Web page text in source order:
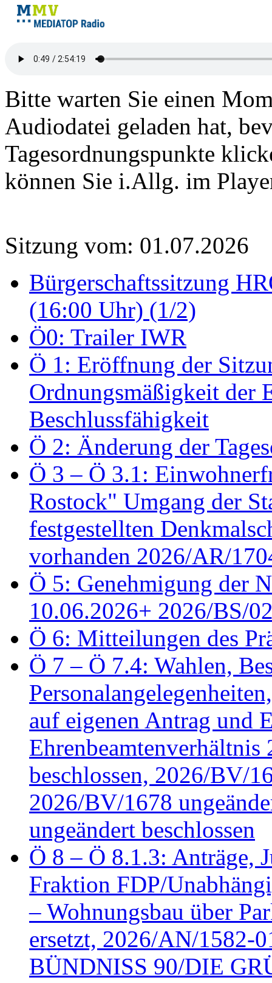
Bitte warten Sie einen
Audiodatei geladen hat,
Tagesordnungspunkte
können Sie i.Allg. im
Sitzung vom: 01.07.2026
Bürgerschaftssitzung
(16:00 Uhr) (1/2)
Ö0: Trailer IWR
Ö 1: Eröffnung der
Ordnungsmäßigkeit der
Beschlussfähigkeit
Ö 2: Änderung der
Ö 3 – Ö 3.1:
Rostock" Umgang der
festgestellten
vorhanden 2026/AR/
Ö 5: Genehmigung der
10.06.2026+ 2026/BS/
Ö 6: Mitteilungen des
Ö 7 – Ö 7.4: Wahlen,
auf eigenen Antrag und
beschlossen, 2026/BV/
2026/BV/1678
ungeändert beschlossen
Ö 8 – Ö 8.1.3: Anträge,
Fraktion FDP/
– Wohnungsbau über
ersetzt, 2026/AN/1582-
BÜNDNISS 90/DIE